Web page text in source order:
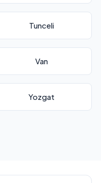
Tunceli
Van
Yozgat